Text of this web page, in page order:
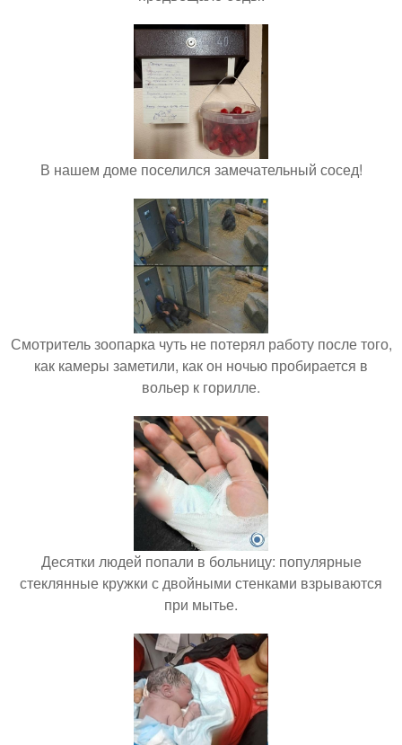
В нашем доме поселился замечательный сосед!
Смотритель зоопарка чуть не потерял работу после того,
как камеры заметили, как он ночью пробирается в
вольер к горилле.
Десятки людей попали в больницу: популярные
стеклянные кружки с двойными стенками взрываются
при мытье.